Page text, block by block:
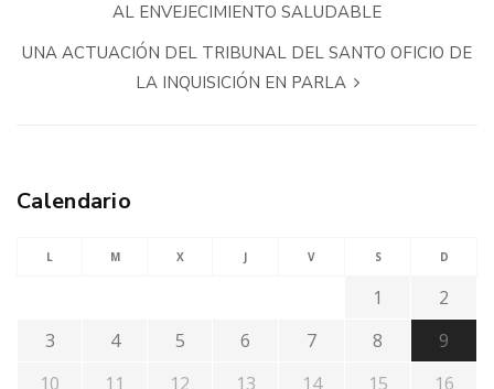
AL ENVEJECIMIENTO SALUDABLE
UNA ACTUACIÓN DEL TRIBUNAL DEL SANTO OFICIO DE
LA INQUISICIÓN EN PARLA
Calendario
L M X J V S D
1
2
3
4 5 6 7 8
9
10
11 12 13 14 15
16